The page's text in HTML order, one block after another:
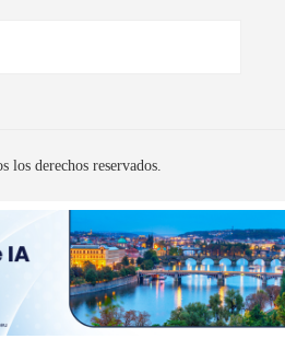
los derechos reservados.